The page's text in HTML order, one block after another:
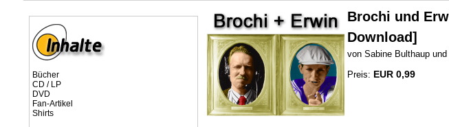
Bücher
CD / LP
DVD
Fan-Artikel
Shirts
Brochi und
Download]
von Sabine Bulthaup
Preis: EUR 0,99